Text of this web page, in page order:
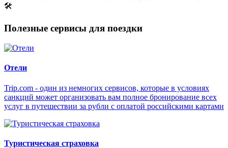
🛠
Полезные сервисы для поездки
Отели
Trip.com - один из немногих сервисов, которые в условиях
санкций может организовать вам полное бронирование всех
услуг в путешествии за рубли с оплатой российскими картами
Туристическая страховка